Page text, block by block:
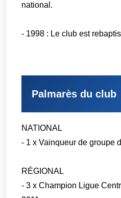
national.
- 1998 : Le club est
Palmarès du club
NATIONAL
- 1 x Vainqueur de groupe
RÉGIONAL
- 3 x Champion Ligue